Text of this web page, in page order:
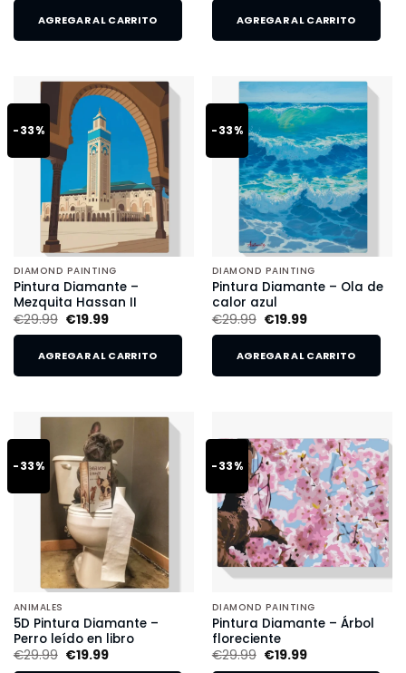
AGREGAR AL CARRITO AGREGAR AL CARRITO
-33%
DIAMOND PAINTING
Pintura Diamante –
Mezquita Hassan II
€29.99 €19.99
AGREGAR AL CARRITO
-33%
DIAMOND PAINTING
Pintura Diamante – Ola de
calor azul
€29.99 €19.99
AGREGAR AL CARRITO
-33%
ANIMALES
5D Pintura Diamante –
Perro leído en libro
€29.99 €19.99
-33%
DIAMOND PAINTING
Pintura Diamante – Árbol
floreciente
€29.99 €19.99